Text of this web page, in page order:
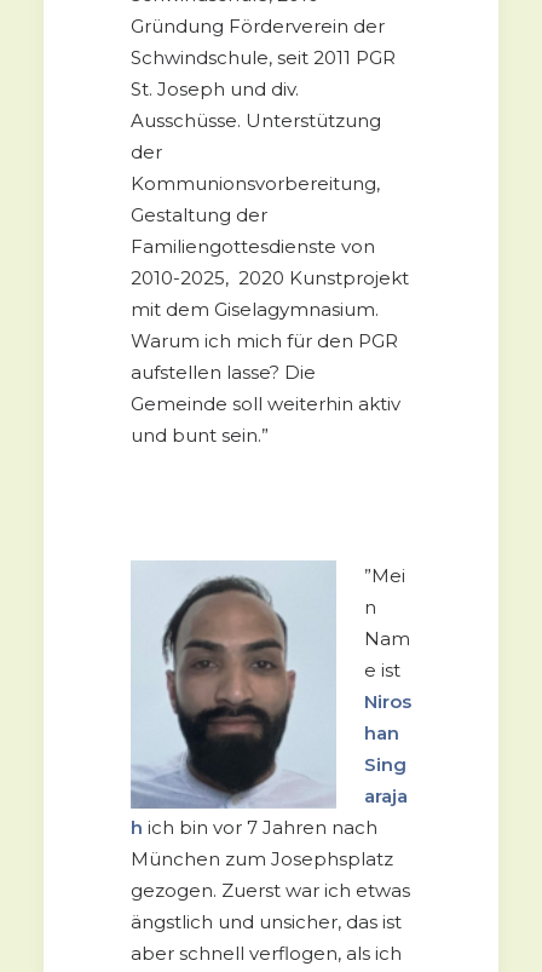
Gründung Förderverein der
Schwindschule, seit 2011 PGR
St. Joseph und div.
Ausschüsse. Unterstützung
der
Kommunionsvorbereitung,
Gestaltung der
Familiengottesdienste von
2010-2025, 2020 Kunstprojekt
mit dem Giselagymnasium.
Warum ich mich für den PGR
aufstellen lasse? Die
Gemeinde soll weiterhin aktiv
und bunt sein.”
”Mei
n
Nam
e ist
Niros
han
Sing
araja
h ich bin vor 7 Jahren nach
München zum Josephsplatz
gezogen. Zuerst war ich etwas
ängstlich und unsicher, das ist
aber schnell verflogen, als ich